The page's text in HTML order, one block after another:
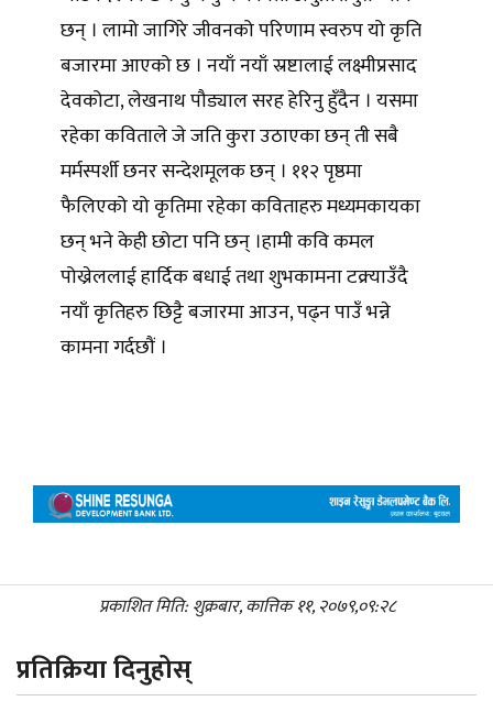
छन् । लामो जागिरे जीवनको परिणाम स्वरुप यो कृति
बजारमा आएको छ । नयाँ नयाँ स्रष्टालाई लक्ष्मीप्रसाद
देवकोटा, लेखनाथ पौड्याल सरह हेरिनु हुँदैन । यसमा
रहेका कविताले जे जति कुरा उठाएका छन् ती सबै
मर्मस्पर्शी छनर सन्देशमूलक छन् । ११२ पृष्ठमा
फैलिएको यो कृतिमा रहेका कविताहरु मध्यमकायका
छन् भने केही छोटा पनि छन् ।हामी कवि कमल
पोख्रेललाई हार्दिक बधाई तथा शुभकामना टक्र्याउँदै
नयाँ कृतिहरु छिट्टै बजारमा आउन, पढ्न पाउँ भन्ने
कामना गर्दछौं ।
प्रकाशित मिति: शुक्रबार, कात्तिक ११, २०७९,०९:२८
प्रतिक्रिया दिनुहोस्